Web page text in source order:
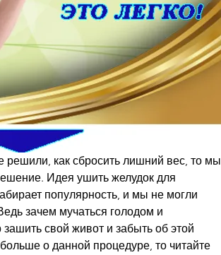
как сбросить лишний вес, то мы
Идея ушить желудок для
популярность, и мы не могли
зачем мучаться голодом и
свой живот и забыть об этой
о данной процедуре, то читайте